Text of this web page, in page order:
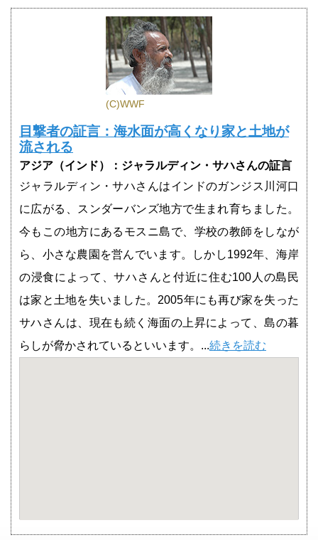
(C)WWF
目撃者の証言：海水面が高くなり家と土地が
流される
アジア（インド）：ジャラルディン・サハさんの証言
ジャラルディン・サハさんはインドのガンジス川河口
に広がる、スンダーバンズ地方で生まれ育ちました。
今もこの地方にあるモスニ島で、学校の教師をしなが
ら、小さな農園を営んでいます。しかし1992年、海岸
の浸食によって、サハさんと付近に住む100人の島民
は家と土地を失いました。2005年にも再び家を失った
サハさんは、現在も続く海面の上昇によって、島の暮
らしが脅かされているといいます。...続きを読む